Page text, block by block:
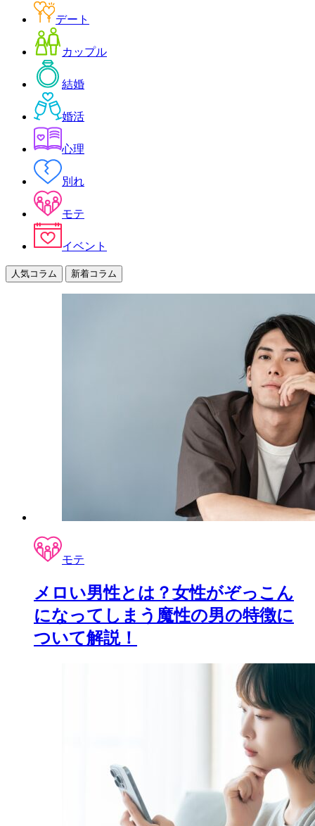
デート
カップル
結婚
婚活
心理
別れ
モテ
イベント
人気コラム 新着コラム
モテ
メロい男性とは？女性がぞっこん
になってしまう魔性の男の特徴に
ついて解説！